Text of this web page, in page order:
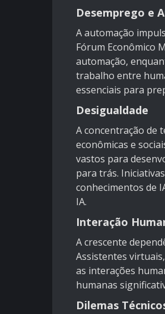
Desemprego e
A automação
Fórum Econômico
automação,
trabalho entre
essenciais para
Desigualdade
A concentração de
econômicas e
vastos para
para trás.
conhecimentos de
IA.
Interação
A crescente
Assistentes
as interações
humanas
Dilemas